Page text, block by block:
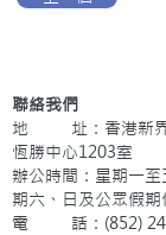
聯絡我們
地 址：香港新界
恆勝中心1203室
辦公時間：星期一
期六、日及公眾假期
電 話：(852)